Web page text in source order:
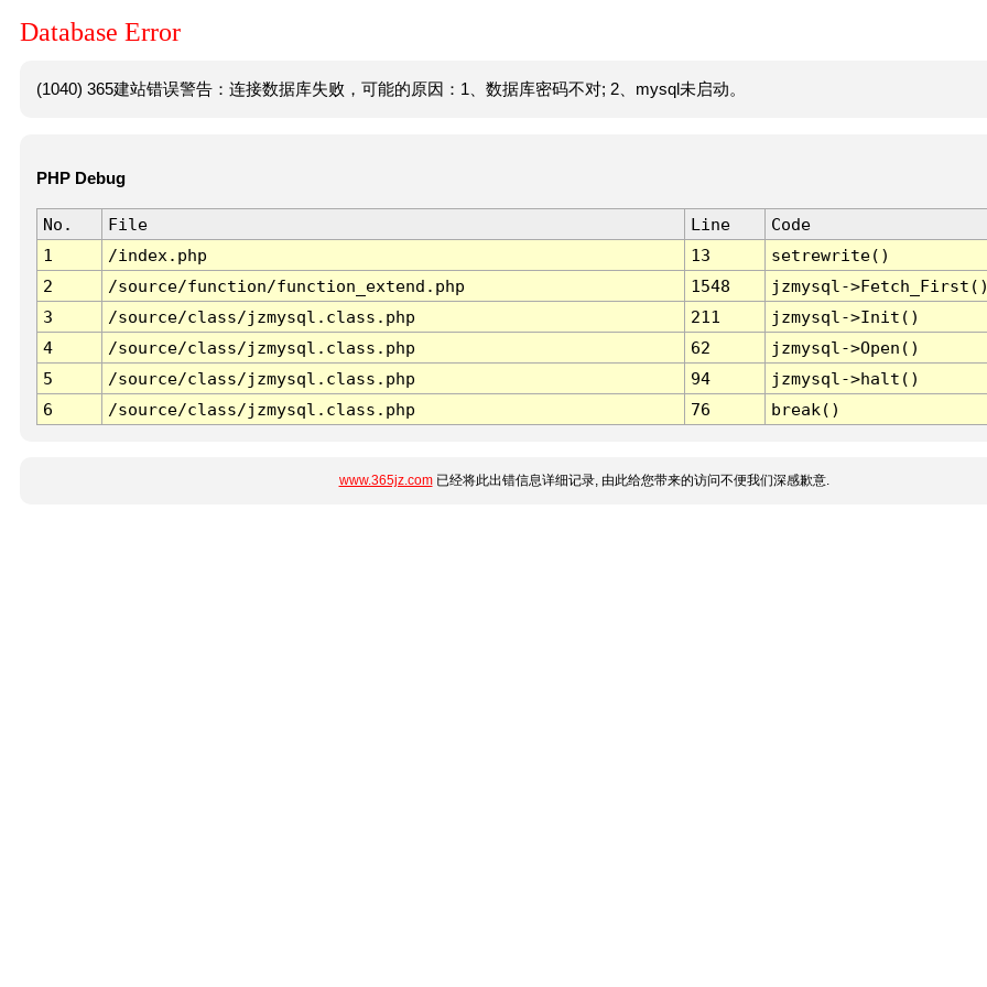
Database Error
(1040) 365建站错误警告：连接数据库失败，可能的原因：1、数据库密码不对; 2、mysql未启动。
PHP Debug
No. File Line
Code
1
/index.php 13
setrewrite()
2
/source/function/function_extend.php 1548
jzmysql-
3
/source/class/jzmysql.class.php 211
jzmysql->Init()
4
/source/class/jzmysql.class.php 62
jzmysql->Open()
5
/source/class/jzmysql.class.php 94
jzmysql->halt()
6
/source/class/jzmysql.class.php 76 break()
www.365jz.com已经将此出错信息详细记录, 由此给您带来的访问不便我们深感歉意.